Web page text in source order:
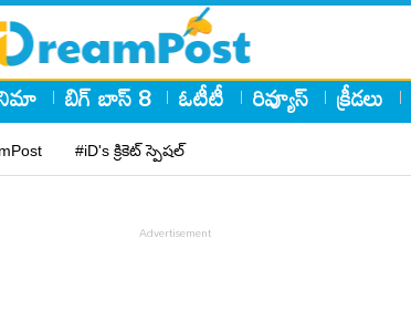
బిగ్ బాస్ 8 ఓటీటీ రివ్యూస్ క్రీడలు
#iD's క్రికెట్ స్పెషల్